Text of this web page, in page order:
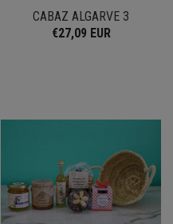
CABAZ ALGARVE 3
€27,09 EUR